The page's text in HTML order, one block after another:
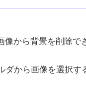
像から背景を削除で
ダから画像を選択